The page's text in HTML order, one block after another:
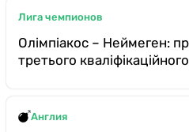
Лига чемпионов
Олімпіакос – Неймеген:
третього
Англия